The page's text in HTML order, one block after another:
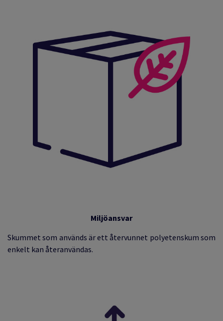
Miljöansvar
Skummet som används är ett återvunnet polyetenskum som
enkelt kan återanvändas.